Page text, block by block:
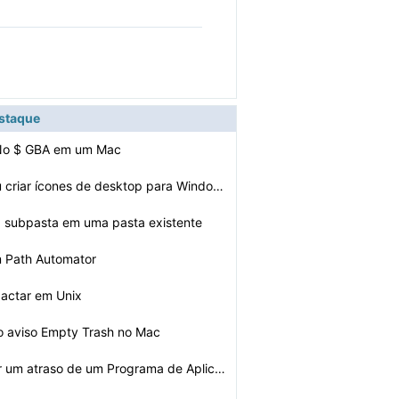
$ GBA em um Mac
Como alterar ou criar ícones de desktop para Windows
subpasta em uma pasta existente
Path Automator
em Unix
aviso Empty Trash no Mac
Como introduzir um atraso de um Programa de Aplicação…